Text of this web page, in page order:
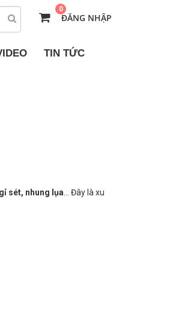
0
ĐĂNG NHẬP
TIN TỨC
sét, nhung lụa … Đây là xu